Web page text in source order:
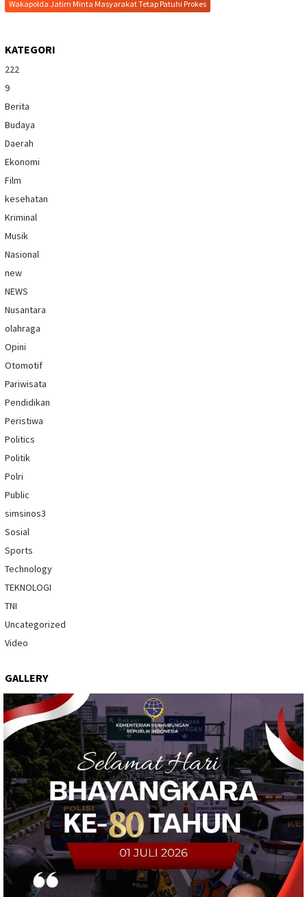
Wakapolda Jatim Minta Masyarakat Tetap Patuhi Prokes
KATEGORI
222
9
Berita
Budaya
Daerah
Ekonomi
Film
kesehatan
Kriminal
Musik
Nasional
new
NEWS
Nusantara
olahraga
Opini
Otomotif
Pariwisata
Pendidikan
Peristiwa
Politics
Politik
Polri
Public
simsinos3
Sosial
Sports
Technology
TEKNOLOGI
TNI
Uncategorized
Video
GALLERY